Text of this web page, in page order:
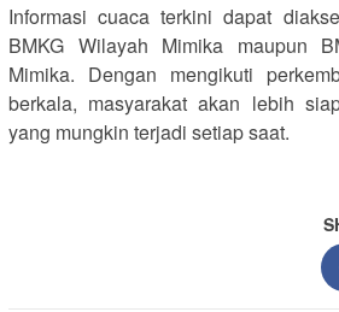
Informasi cuaca terkini dapat
BMKG Wilayah Mimika maupun
Mimika. Dengan mengikuti
berkala, masyarakat akan lebih
yang mungkin terjadi setiap saat.